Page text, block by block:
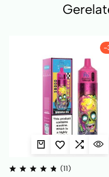
-
(11)